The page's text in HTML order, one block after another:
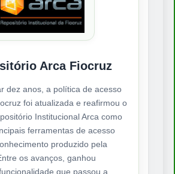
Arca Fiocruz
dez anos, a política de acesso
foi atualizada e reafirmou o
Institucional Arca como
ferramentas de acesso
produzido pela
os avanços, ganhou
que passou a